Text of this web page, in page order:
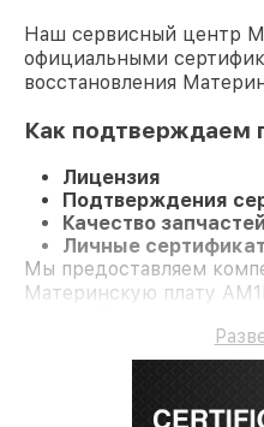
Наш сервисный центр
официальными
восстановления
Как подтверждаем
Лицензия
Подтверждения
Качество запчастей
Личные
Мы предоставляем
Материнскую плату